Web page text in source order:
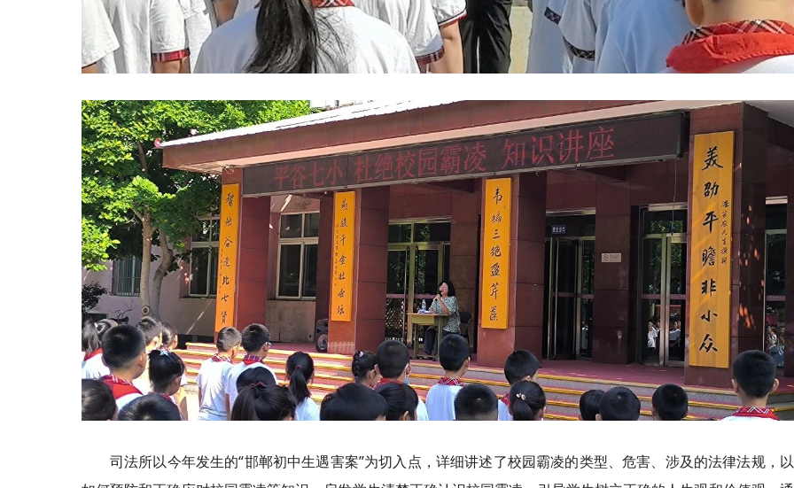
司法所以今年发生的“邯郸初中生遇害案”为切入点，详细讲述了校园霸凌的类型、危害、涉及的法律法规，